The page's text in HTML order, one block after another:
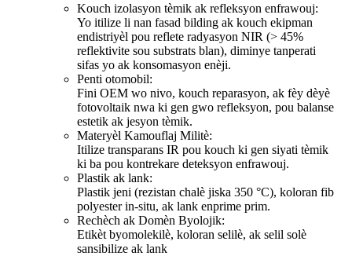
Kouch izolasyon tèmik ak refleksyon enfrawouj:
Yo itilize li nan fasad bilding ak kouch ekipman
endistriyèl pou reflete radyasyon NIR (> 45%
reflektivite sou substrats blan), diminye tanperati
sifas yo ak konsomasyon enèji.
Penti otomobil:
Fini OEM wo nivo, kouch reparasyon, ak fèy dèyè
fotovoltaik nwa ki gen gwo refleksyon, pou balanse
estetik ak jesyon tèmik.
Materyèl Kamouflaj Militè:
Itilize transparans IR pou kouch ki gen siyati tèmik
ki ba pou kontrekare deteksyon enfrawouj.
Plastik ak lank:
Plastik jeni (rezistan chalè jiska 350 °C), koloran fib
polyester in-situ, ak lank enprime prim.
Rechèch ak Domèn Byolojik:
Etikèt byomolekilè, koloran selilè, ak selil solè
sansibilize ak lank